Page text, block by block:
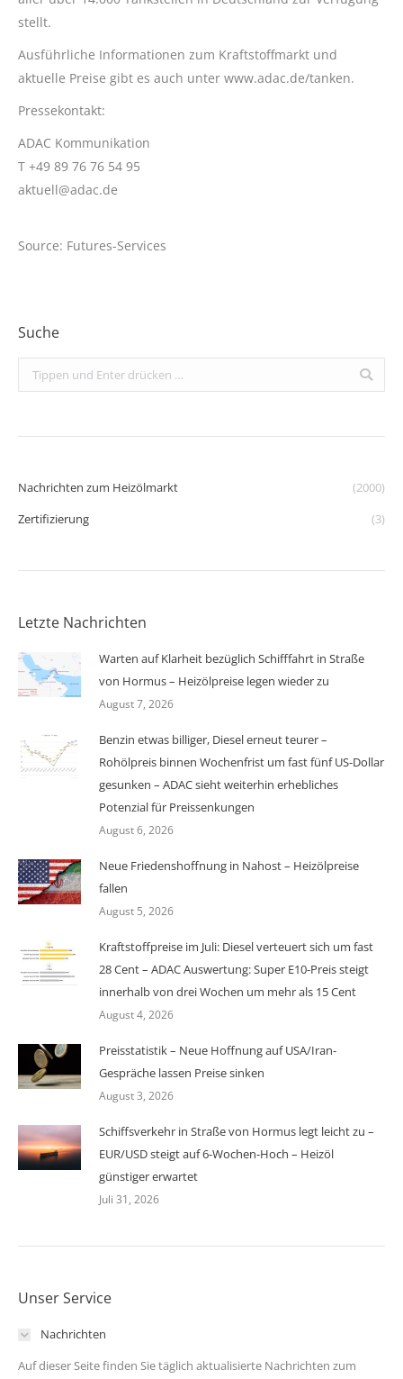
stellt.
Ausführliche Informationen zum Kraftstoffmarkt und
aktuelle Preise gibt es auch unter www.adac.de/tanken.
Pressekontakt:
ADAC Kommunikation
T +49 89 76 76 54 95
aktuell@adac.de
Source: Futures-Services
Suche
Search:
Nachrichten zum Heizölmarkt
(2000)
Zertifizierung
(3)
Letzte Nachrichten
Warten auf Klarheit bezüglich Schifffahrt in Straße
von Hormus – Heizölpreise legen wieder zu
August 7, 2026
Benzin etwas billiger, Diesel erneut teurer –
Rohölpreis binnen Wochenfrist um fast fünf US-Dollar
gesunken – ADAC sieht weiterhin erhebliches
Potenzial für Preissenkungen
August 6, 2026
Neue Friedenshoffnung in Nahost – Heizölpreise
fallen
August 5, 2026
Kraftstoffpreise im Juli: Diesel verteuert sich um fast
28 Cent – ADAC Auswertung: Super E10-Preis steigt
innerhalb von drei Wochen um mehr als 15 Cent
August 4, 2026
Preisstatistik – Neue Hoffnung auf USA/Iran-
Gespräche lassen Preise sinken
August 3, 2026
Schiffsverkehr in Straße von Hormus legt leicht zu –
EUR/USD steigt auf 6-Wochen-Hoch – Heizöl
günstiger erwartet
Juli 31, 2026
Unser Service
Nachrichten
Auf dieser Seite finden Sie täglich aktualisierte Nachrichten zum